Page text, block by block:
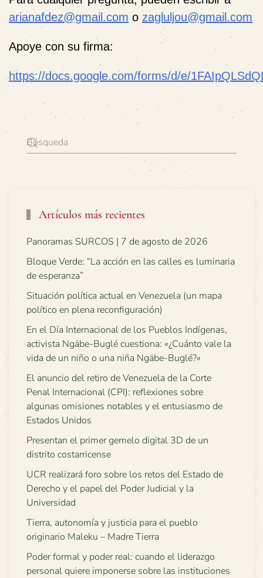
arianafdez@gmail.como zagluljou@gmail.com
Apoye con su firma:
https://docs.google.com/forms/d/e/
Artículos más recientes
Panoramas SURCOS | 7 de agosto de 2026
Bloque Verde: “La acción en las calles es luminaria
de esperanza”
Situación política actual en Venezuela (un mapa
político en plena reconfiguración)
En el Día Internacional de los Pueblos Indígenas,
activista Ngäbe-Buglé cuestiona: «¿Cuánto vale la
vida de un niño o una niña Ngäbe-Buglé?»
El anuncio del retiro de Venezuela de la Corte
Penal Internacional (CPI): reflexiones sobre
algunas omisiones notables y el entusiasmo de
Estados Unidos
Presentan el primer gemelo digital 3D de un
distrito costarricense
UCR realizará foro sobre los retos del Estado de
Derecho y el papel del Poder Judicial y la
Universidad
Tierra, autonomía y justicia para el pueblo
originario Maleku – Madre Tierra
Poder formal y poder real: cuando el liderazgo
personal quiere imponerse sobre las instituciones